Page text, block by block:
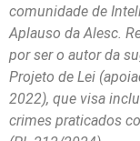
comunidade de
Aplauso da Alesc.
por ser o autor da
Projeto de Lei
2022), que visa
crimes praticados